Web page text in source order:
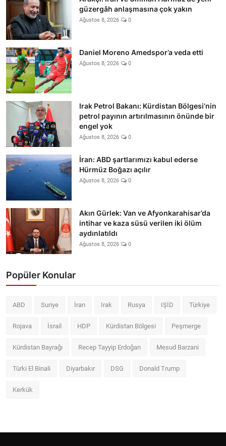
güzergâh anlaşmasına çok yakın
Ağustos 8, 2026 0
Daniel Moreno Amedspor’a veda etti
Ağustos 8, 2026 0
Irak Petrol Bakanı: Kürdistan Bölgesi’nin
petrol payının artırılmasının önünde bir
engel yok
Ağustos 8, 2026 0
İran: ABD şartlarımızı kabul ederse
Hürmüz Boğazı açılır
Ağustos 8, 2026 0
Akın Gürlek: Van ve Afyonkarahisar’da
intihar ve kaza süsü verilen iki ölüm
aydınlatıldı
Ağustos 8, 2026 0
Popüler Konular
ABD Suriye İran Irak Rusya IŞİD Türkiye
Rojava İsrail HDP Kürdistan Bölgesi Peşmerge
Kürdistan Bayrağı Recep Tayyip Erdoğan Mesud Barzani
Türki El Binali Diyarbakır DSG Donald Trump
Kerkük